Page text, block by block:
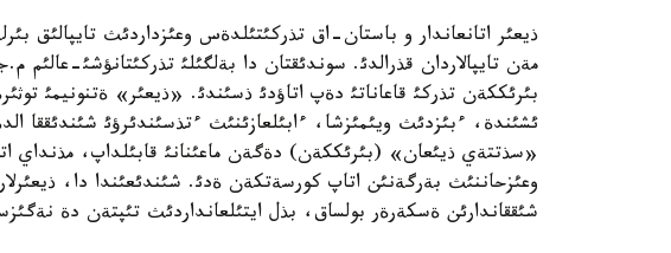
ذيعئر اتانعاندار و باستان-اق تذركئتئلدةس وعئزداردئث تايپالئق
مةن تايپالاردان قذرالدئ. سوندئقتان دا بةلگئلئ تذركئتانؤشئ-عالئم
بئرئككةن تذركئ قاعاناتئ دةپ اتاؤدئ ذسئندئ. «ذيعئر» ةتنونيمئ
ئشئندة، ءبئزدئث ويئمئزشا، ءابئلعازئنئث ءتذسئندئرؤئ شئندئققا
«سذتتةي ذيئعان» (بئرئككةن) دةگةن ماعئنانئ قابئلداپ، مذنداي
وعئزحاننئث بةرگةنئن اتاپ كورسةتكةن ةدئ. شئندئعئندا دا،
شئققاندارئن ةسكةرةر بولساق، بذل ايتئلعانداردئث تئپتةن دة